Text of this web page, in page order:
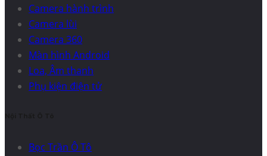
Camera hành trình
Camera lùi
Camera 360
Màn hình Android
Loa, Âm thanh
Phụ kiện điện tử
Bọc Trần Ô Tô